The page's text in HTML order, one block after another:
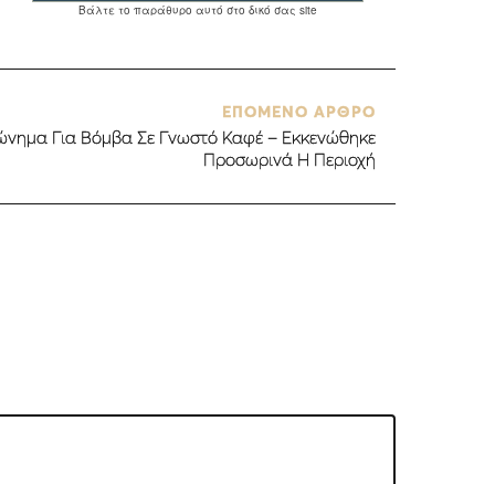
ΕΠΟΜΕΝΟ ΑΡΘΡΟ
Για Βόμβα Σε Γνωστό Καφέ – Εκκενώθηκε
Προσωρινά Η Περιοχή